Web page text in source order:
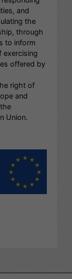
and
the
through
to inform
exercising
offered by
right of
and
Union.